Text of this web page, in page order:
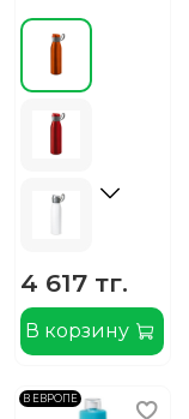
4 617 тг.
В корзину
В ЕВРОПЕ